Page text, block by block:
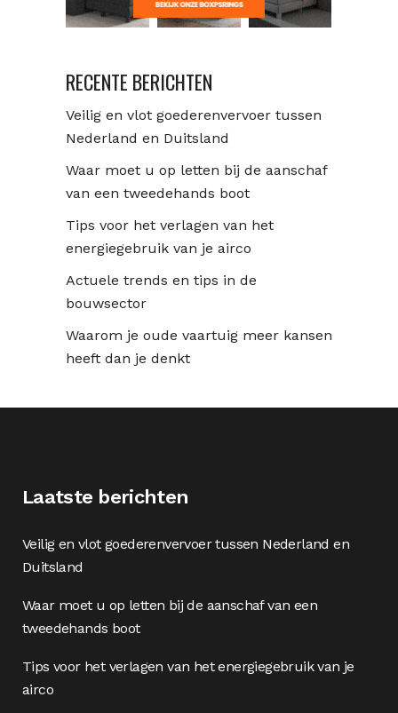
RECENTE BERICHTEN
Veilig en vlot goederenvervoer tussen
Nederland en Duitsland
Waar moet u op letten bij de aanschaf
van een tweedehands boot
Tips voor het verlagen van het
energiegebruik van je airco
Actuele trends en tips in de
bouwsector
Waarom je oude vaartuig meer kansen
heeft dan je denkt
Laatste berichten
Veilig en vlot goederenvervoer tussen Nederland en
Duitsland
Waar moet u op letten bij de aanschaf van een
tweedehands boot
Tips voor het verlagen van het energiegebruik van je
airco